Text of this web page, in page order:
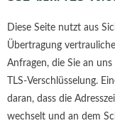
Diese Seite nutzt aus
Übertragung
Anfragen, die Sie an
TLS-Verschlüsselung.
daran, dass die
wechselt und an dem